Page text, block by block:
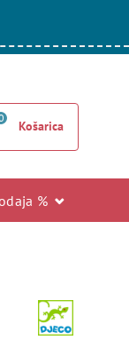
Košarica
%